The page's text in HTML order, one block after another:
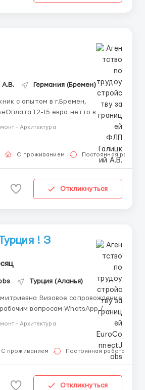
А.В. Германия (Бремен)
с опытом в г.Бремен,
12-15 евро нетто в
виза или карта побыта.Приезд в
согласования
предоставляется
- Архитектура
С проживанием Постоянная работа
Откликнуться
! З
Турция (Аланья)
Визовое сопровождение
рабочим вопросам WhatsApp /
приветствуется;
проживание, питание за
- Архитектура
С проживанием Постоянная работа
Откликнуться